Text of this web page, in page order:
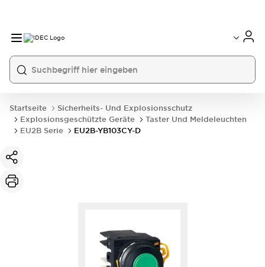
Startseite
Sicherheits- Und Explosionsschutz
Explosionsgeschützte Geräte
Taster Und Meldeleuchten
EU2B Serie
EU2B-YB103CY-D